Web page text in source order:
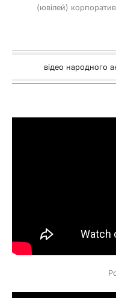
(ювілей)
відео народного